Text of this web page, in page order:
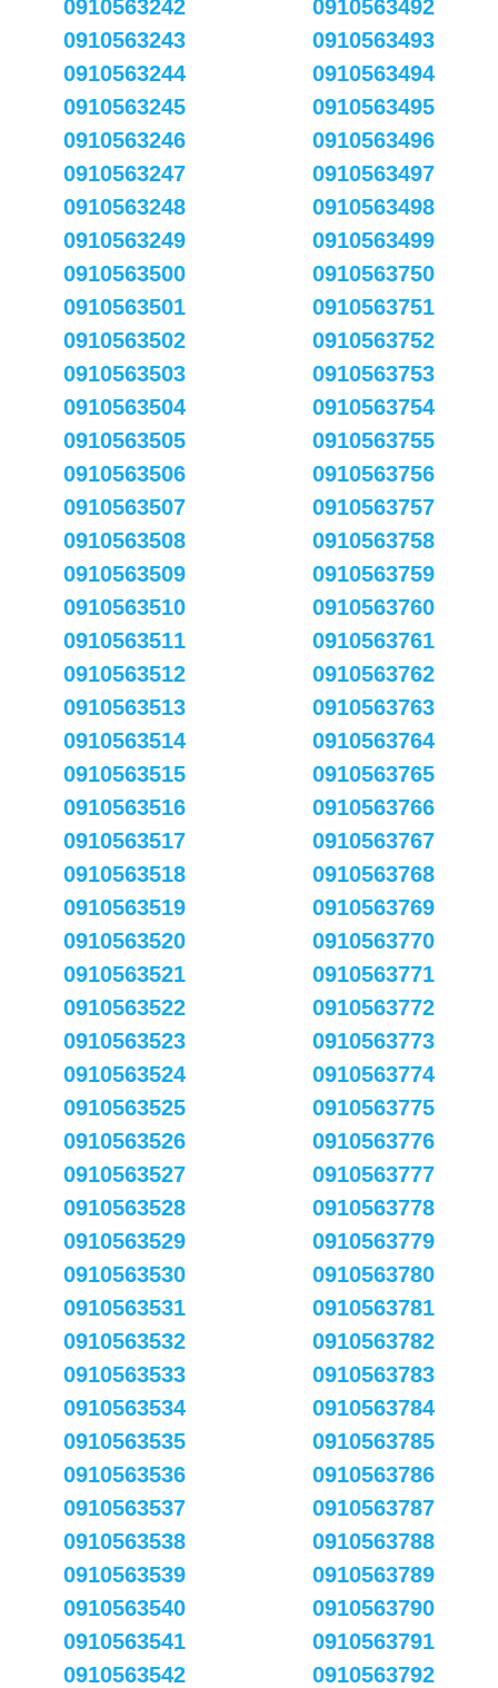
0910563242
0910563243
0910563244
0910563245
0910563246
0910563247
0910563248
0910563249
0910563492
0910563493
0910563494
0910563495
0910563496
0910563497
0910563498
0910563499
0910563500
0910563501
0910563502
0910563503
0910563504
0910563505
0910563506
0910563507
0910563508
0910563509
0910563510
0910563511
0910563512
0910563513
0910563514
0910563515
0910563516
0910563517
0910563518
0910563519
0910563520
0910563521
0910563522
0910563523
0910563524
0910563525
0910563526
0910563527
0910563528
0910563529
0910563530
0910563531
0910563532
0910563533
0910563534
0910563535
0910563536
0910563537
0910563538
0910563539
0910563540
0910563541
0910563542
0910563750
0910563751
0910563752
0910563753
0910563754
0910563755
0910563756
0910563757
0910563758
0910563759
0910563760
0910563761
0910563762
0910563763
0910563764
0910563765
0910563766
0910563767
0910563768
0910563769
0910563770
0910563771
0910563772
0910563773
0910563774
0910563775
0910563776
0910563777
0910563778
0910563779
0910563780
0910563781
0910563782
0910563783
0910563784
0910563785
0910563786
0910563787
0910563788
0910563789
0910563790
0910563791
0910563792